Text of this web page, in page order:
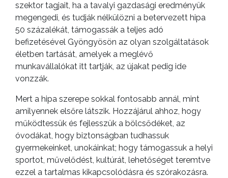
szektor tagjait, ha a tavalyi gazdasági eredményük
megengedi, és tudják nélkülözni a betervezett hipa
50 százalékát, támogassák a teljes adó
befizetésével Gyöngyösön az olyan szolgáltatások
életben tartását, amelyek a meglévő
munkavállalókat itt tartják, az újakat pedig ide
vonzzák.
Mert a hipa szerepe sokkal fontosabb annál, mint
amilyennek elsőre látszik. Hozzájárul ahhoz, hogy
működtessük és fejlesszük a bölcsődéket, az
óvodákat, hogy biztonságban tudhassuk
gyermekeinket, unokáinkat; hogy támogassuk a helyi
sportot, művelődést, kultúrát, lehetőséget teremtve
ezzel a tartalmas kikapcsolódásra és szórakozásra.